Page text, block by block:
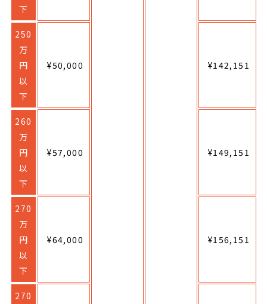
下
250
万
円
以
下
¥50,000 ¥142,151
260
万
円
以
下
¥57,000 ¥149,151
270
万
円
以
下
¥64,000 ¥156,151
270